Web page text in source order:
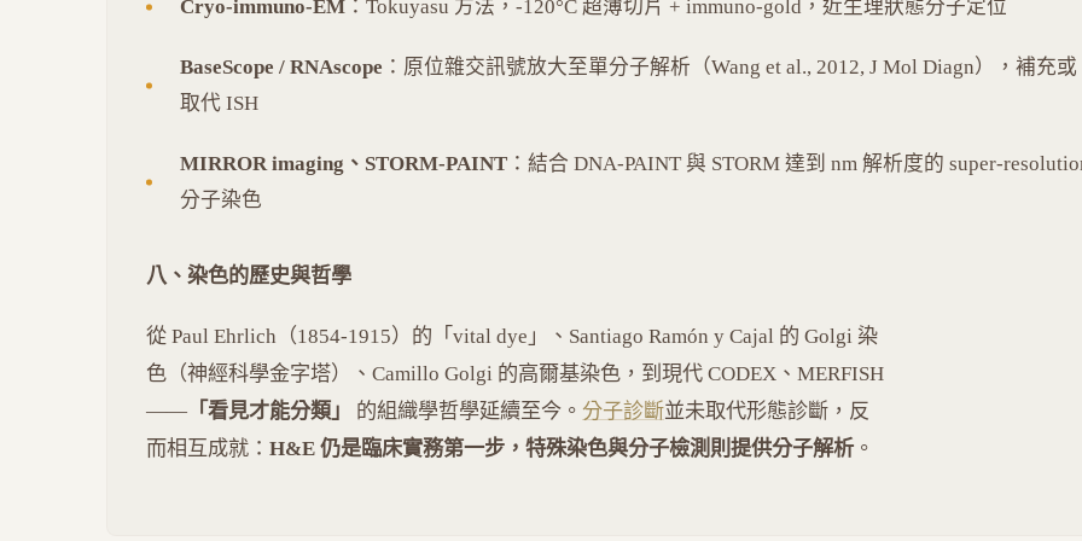
Cryo-immuno-EM ：Tokuyasu 方法，-120°C 超薄切片 + immuno-gold，近生理狀態分子定位
BaseScope / RNAscope ：原位雜交訊號放大至單分子解析（Wang et al., 2012, J Mol Diagn），補充或
取代 ISH
MIRROR imaging、STORM-PAINT ：結合 DNA-PAINT 與 STORM 達到 nm 解析度的 super-
分子染色
八、染色的歷史與哲學
從 Paul Ehrlich（1854-1915）的「vital dye」、Santiago Ramón y Cajal 的 Golgi 染
色（神經科學金字塔）、Camillo Golgi 的高爾基染色，到現代 CODEX、MERFISH
—— 「看見才能分類」 的組織學哲學延續至今。 分子診斷並未取代形態診斷，反
而相互成就： H&E 仍是臨床實務第一步，特殊染色與分子檢測則提供分子解析 。